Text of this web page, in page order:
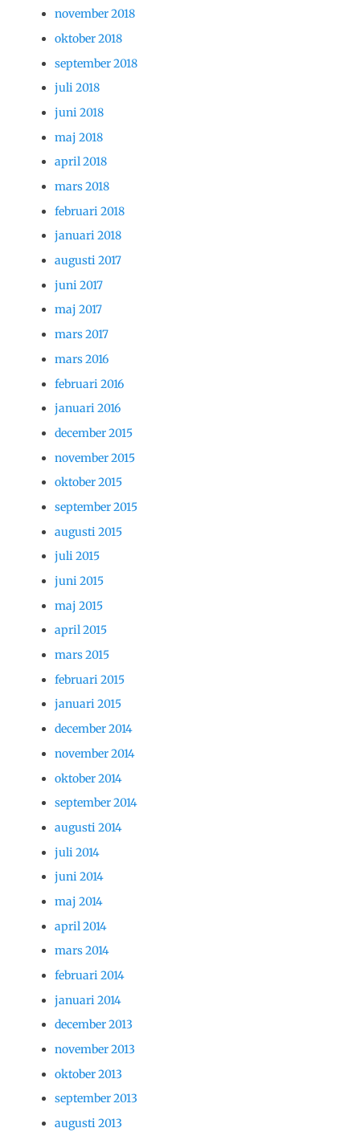
november 2018
oktober 2018
september 2018
juli 2018
juni 2018
maj 2018
april 2018
mars 2018
februari 2018
januari 2018
augusti 2017
juni 2017
maj 2017
mars 2017
mars 2016
februari 2016
januari 2016
december 2015
november 2015
oktober 2015
september 2015
augusti 2015
juli 2015
juni 2015
maj 2015
april 2015
mars 2015
februari 2015
januari 2015
december 2014
november 2014
oktober 2014
september 2014
augusti 2014
juli 2014
juni 2014
maj 2014
april 2014
mars 2014
februari 2014
januari 2014
december 2013
november 2013
oktober 2013
september 2013
augusti 2013